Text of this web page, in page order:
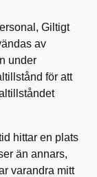
Giltigt
av
under
för att
hittar en plats
än annars,
varandra mitt